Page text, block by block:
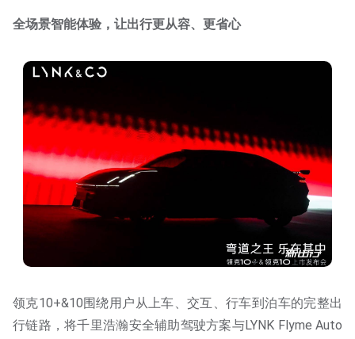
全场景智能体验，让出行更从容、更省心
领克10+&10围绕用户从上车、交互、行车到泊车的完整出
行链路，将千里浩瀚安全辅助驾驶方案与LYNK Flyme Auto